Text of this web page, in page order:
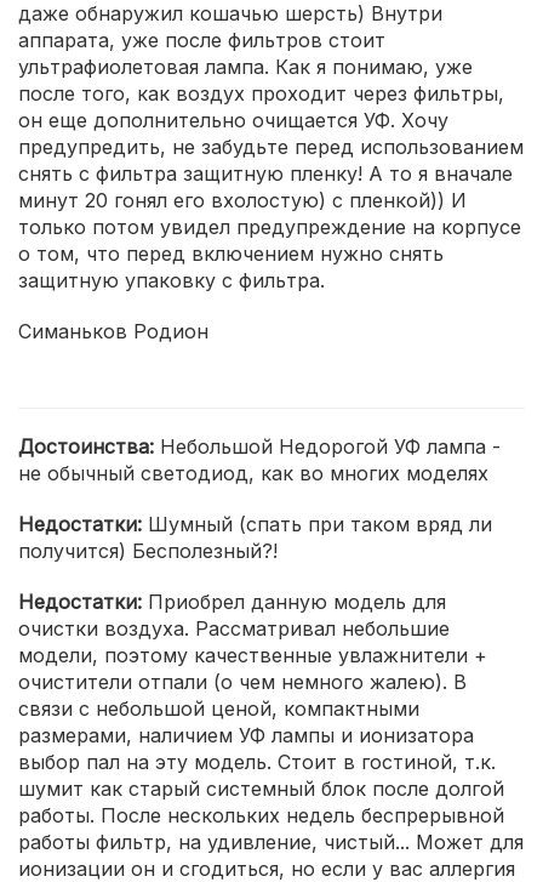
даже обнаружил кошачью шерсть) Внутри
аппарата, уже после фильтров стоит
ультрафиолетовая лампа. Как я понимаю, уже
после того, как воздух проходит через фильтры,
он еще дополнительно очищается УФ. Хочу
предупредить, не забудьте перед использованием
снять с фильтра защитную пленку! А то я вначале
минут 20 гонял его вхолостую) с пленкой)) И
только потом увидел предупреждение на корпусе
о том, что перед включением нужно снять
защитную упаковку с фильтра.
Симаньков Родион
Достоинства: Небольшой Недорогой УФ лампа -
не обычный светодиод, как во многих моделях
Недостатки: Шумный (спать при таком вряд ли
получится) Бесполезный?!
Недостатки: Приобрел данную модель для
очистки воздуха. Рассматривал небольшие
модели, поэтому качественные увлажнители +
очистители отпали (о чем немного жалею). В
связи с небольшой ценой, компактными
размерами, наличием УФ лампы и ионизатора
выбор пал на эту модель. Стоит в гостиной, т.к.
шумит как старый системный блок после долгой
работы. После нескольких недель беспрерывной
работы фильтр, на удивление, чистый... Может для
ионизации он и сгодиться, но если у вас аллергия